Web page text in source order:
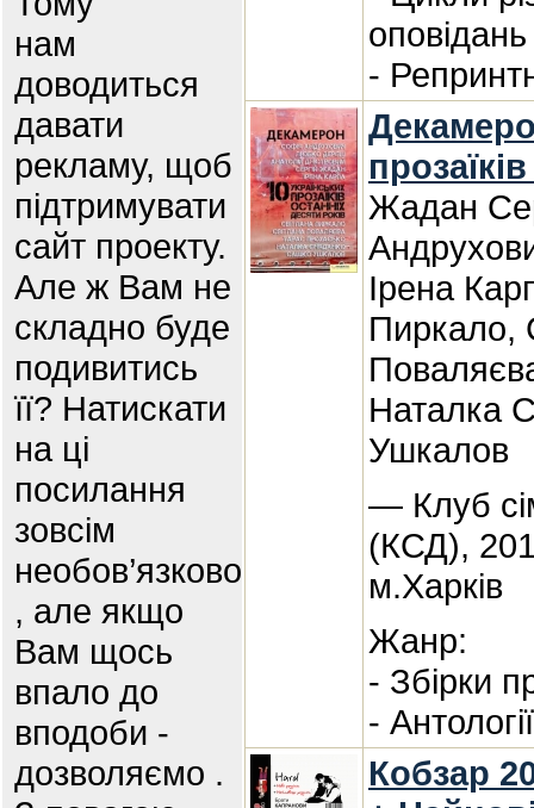
нам
доводиться
давати
рекламу, щоб
підтримувати
сайт проекту.
Але ж Вам не
складно буде
подивитись
її? Натискати
на ці
посилання
зовсім
необов’язково
, але якщо
Вам щось
впало до
вподоби -
дозволяємо .
оповідань
-
Жадан
Ірена
Пиркало,
Наталка
Ушкалов
— Клуб
(КСД),
м.Харків
Жанр:
- Збірки
-
Кобзар